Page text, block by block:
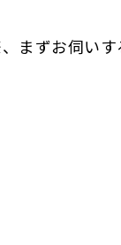
まずお伺い